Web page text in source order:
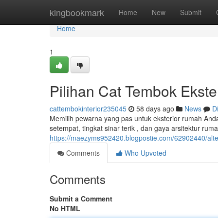
kingbookmark Home New Submit
Home
Home
1
Pilihan Cat Tembok
cattembokinterior235045 58 days ago News
Memilih pewarna yang pas untuk eksterior rumah
setempat, tingkat sinar terik , dan gaya arsitektur
https://maezyms952420.blogpostie.com/62902440/
Comments
Who Upvoted
Comments
Submit a Comment
No HTML